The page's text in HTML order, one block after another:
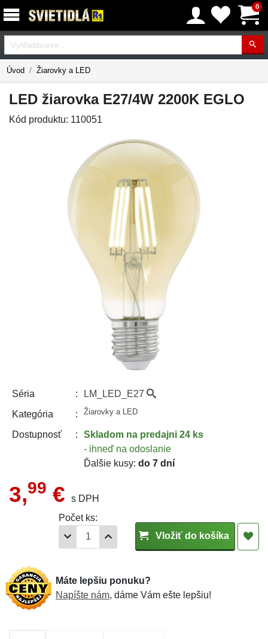
0
Vyhľadávanie
Úvod Žiarovky a LED
LED žiarovka E27/4W 2200K EGLO
Kód produktu: 110051
Séria LM_LED_E27
Kategória Žiarovky a LED
Dostupnosť Skladomna predajni 24 ks
- ihneď na odoslanie
Ďalšie kusy: do 7 dní
3,99 €
s DPH
Počet ks:
Vložiť do košíka
Máte lepšiu ponuku?
Napíšte nám, dáme Vám ešte lepšiu!